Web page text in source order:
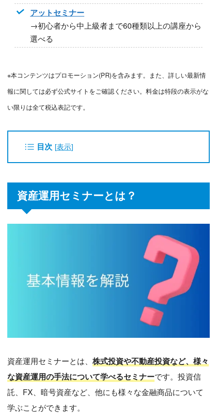
アットセミナー
→初心者から中上級者まで60種類以上の講座から
選べる
※本コンテンツはプロモーション(PR)を含みます。また、詳しい最新情
報に関しては必ず公式サイトをご確認ください。料金は特段の表示がな
い限りは全て税込表記です。
目次 [表示]
資産運用セミナーとは？
資産運用セミナーとは、 株式投資や不動産投資など、様々
な資産運用の手法について学べるセミナーです。投資信
託、FX、暗号資産など、他にも様々な金融商品について
学ぶことができます。